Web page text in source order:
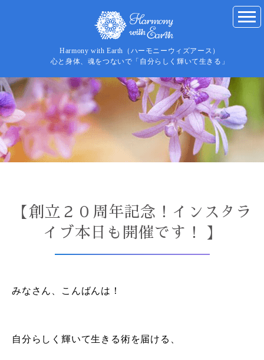
Harmony with Earth（ハーモニーウィズアース）
心と身体、魂をつないで「自分らしく輝いて生きる」
【創立２０周年記念！インスタラ
イブ本日も開催です！ 】
みなさん、こんばんは！
自分らしく輝いて生きる術を届ける、